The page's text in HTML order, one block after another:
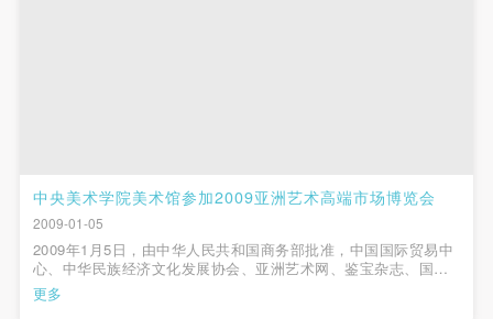
中央美术学院美术馆参加2009亚洲艺术高端市场博览会
2009-01-05
2009年1月5日，由中华人民共和国商务部批准，中国国际贸易中
心、中华民族经济文化发展协会、亚洲艺术网、鉴宝杂志、国家
民委《中华盛世》画报社共同主办，联合国世界和平基金会、文
化部艺术科技研究所、国家广电总局人才交流中心、北京电视台
更多